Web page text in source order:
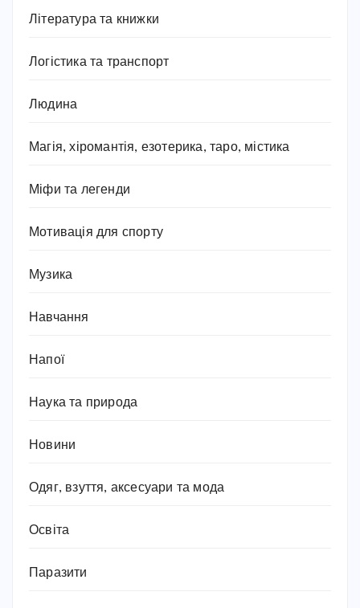
Література та книжки
Логістика та транспорт
Людина
Магія, хіромантія, езотерика, таро, містика
Міфи та легенди
Мотивація для спорту
Музика
Навчання
Напої
Наука та природа
Новини
Одяг, взуття, аксесуари та мода
Освіта
Паразити